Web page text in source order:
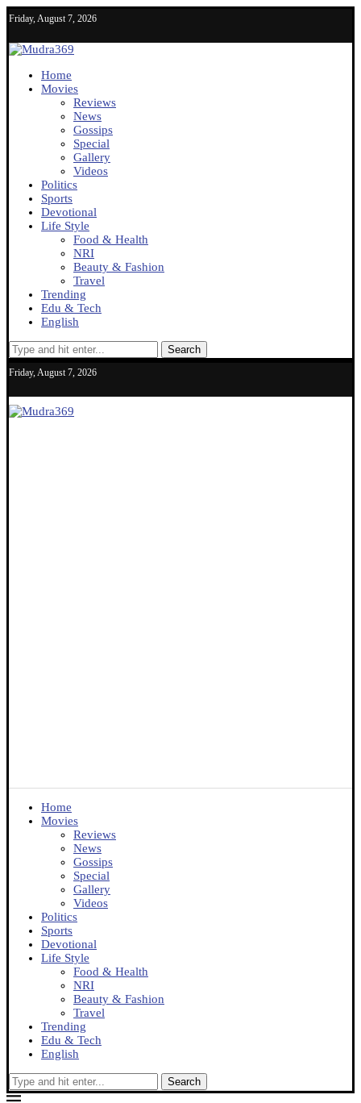
Friday, August 7, 2026
Home
Movies
Reviews
News
Gossips
Special
Gallery
Videos
Politics
Sports
Devotional
Life Style
Food & Health
NRI
Beauty & Fashion
Travel
Trending
Edu & Tech
English
Search
Friday, August 7, 2026
Home
Movies
Reviews
News
Gossips
Special
Gallery
Videos
Politics
Sports
Devotional
Life Style
Food & Health
NRI
Beauty & Fashion
Travel
Trending
Edu & Tech
English
Search